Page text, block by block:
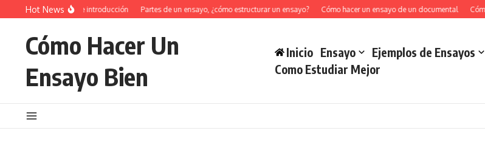
Saltar al contenido
Hot News
34 Ejemplos de introducción Partes de un ensayo, ¿cómo estructurar un ensayo? Cómo hacer un ensayo de un documental
Cómo Hacer Un
Ensayo Bien
Inicio Ensayo Ejemplos de Ensayos
Como Estudiar Mejor